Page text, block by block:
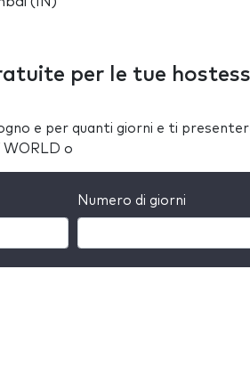
per le tue
e per quanti giorni e ti
WORLD o
Numero di giorni